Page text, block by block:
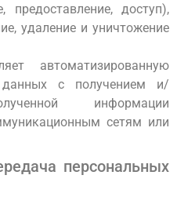
предоставление, доступ),
удаление и уничтожение
автоматизированную
данных с получением и/
информации
сетям или
персональных